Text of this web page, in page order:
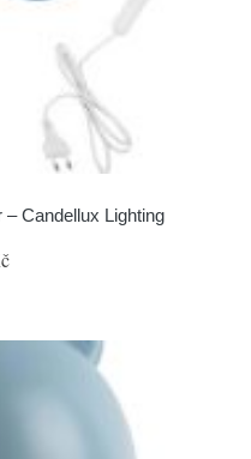
Candellux Lighting